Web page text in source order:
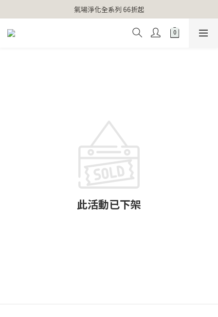
【官網獨家】首次消費 不限金額 即送 香遇熊超人行李吊牌
氣場淨化全系列 66折起
【官網獨家】首次消費 不限金額 即送 香遇熊超人行李吊牌
此活動已下架